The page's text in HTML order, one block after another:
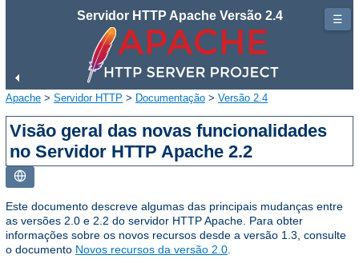
Servidor HTTP Apache Versão 2.4
Apache > Servidor HTTP > Documentação > Versão 2.4
Visão geral das novas funcionalidades
no Servidor HTTP Apache 2.2
Este documento descreve algumas das principais mudanças entre
as versões 2.0 e 2.2 do servidor HTTP Apache. Para obter
informações sobre os novos recursos desde a versão 1.3, consulte
o documento Novos recursos da versão 2.0
☰